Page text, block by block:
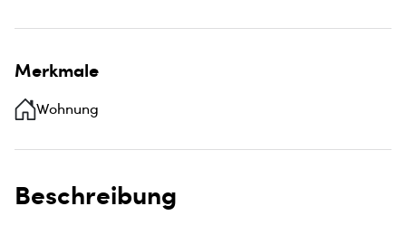
Merkmale
Wohnung
Beschreibung